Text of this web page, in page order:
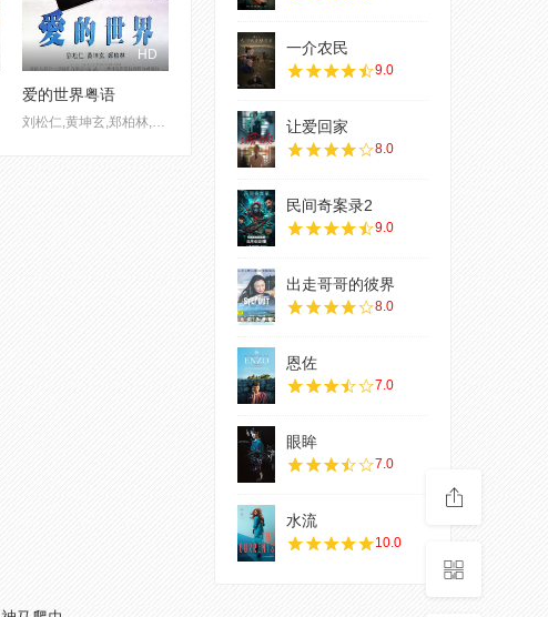
HD
爱的世界粤语
刘松仁,黄坤玄,郑柏林,刘兆铭,
一介农民
9.0
让爱回家
8.0
民间奇案录2
9.0
出走哥哥的彼界
8.0
恩佐
7.0
眼眸
7.0
水流
10.0